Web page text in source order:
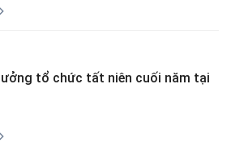
tổ chức tất niên cuối năm tại